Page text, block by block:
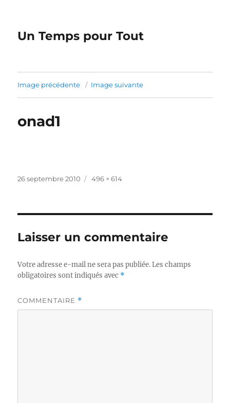
Un Temps pour Tout
Image précédente Image suivante
onad1
Publié
26 septembre 2010
Taille
496 × 614
Laisser un commentaire
Votre adresse e-mail ne sera pas publiée. Les champs
obligatoires sont indiqués avec *
COMMENTAIRE *